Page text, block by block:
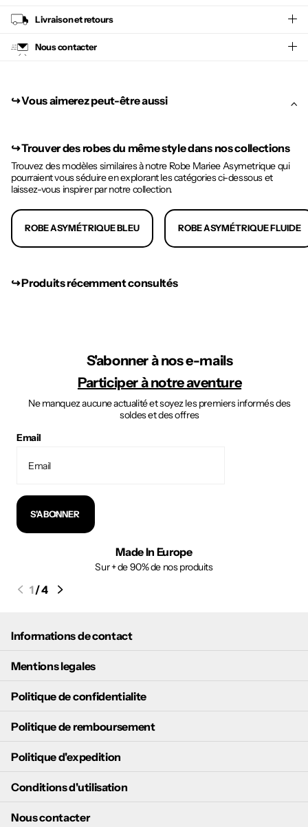
Livraison et retours
Nous contacter
↪︎ Vous aimerez peut-être aussi
↪︎Trouver des robes du même style dans nos collections
Trouvez des modèles similaires à notre Robe Mariee Asymetrique qui
pourraient vous séduire en explorant les catégories ci-dessous et
laissez-vous inspirer par notre collection.
ROBE ASYMÉTRIQUE BLEU ROBE ASYMÉTRIQUE FLUIDE
↪︎ Produits récemment consultés
S'abonner à nos e-mails
Participer à notre aventure
Ne manquez aucune actualité et soyez les premiers informés des
soldes et des offres
Email
S'ABONNER
Made In Europe
Sur + de 90% de nos produits
1/4
Informations de contact
Mentions legales
Politique de confidentialite
Politique de remboursement
Politique d'expedition
Conditions d'utilisation
Nous contacter